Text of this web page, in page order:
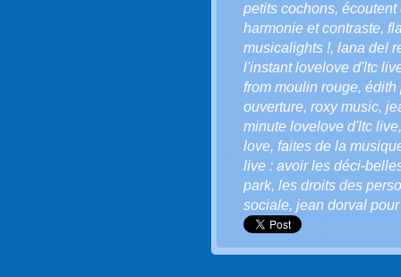
petits cochons, écoutent
harmonie et contraste,
musicalights !, lana del
l'instant lovelove d'ltc
from moulin rouge, édith
ouverture, roxy music,
minute lovelove d'ltc live
love, faites de la
live : avoir les déci-
park, les droits des
sociale, jean dorval